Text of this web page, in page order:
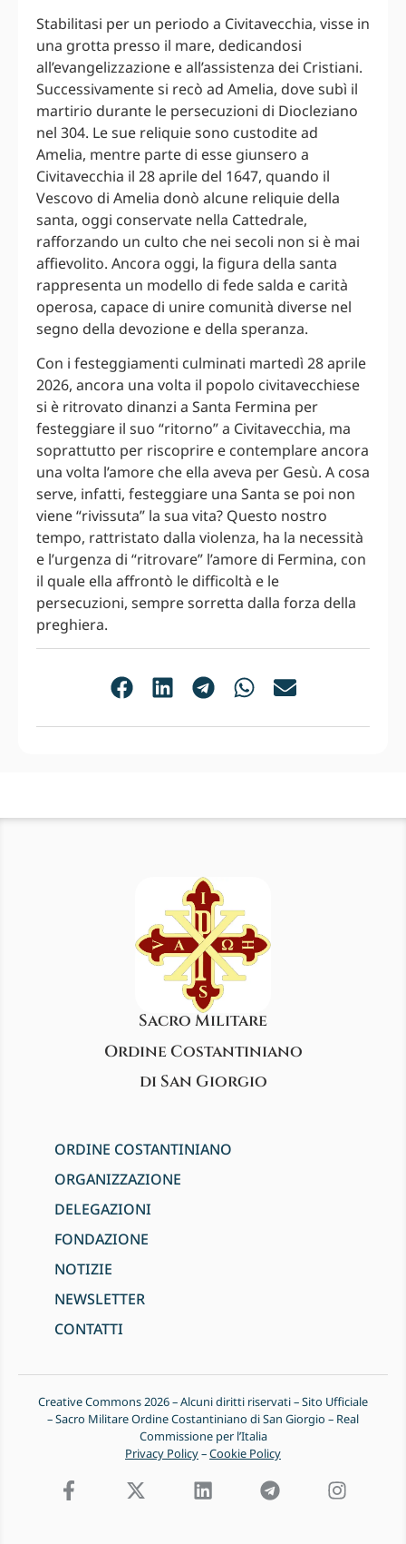
Stabilitasi per un periodo a Civitavecchia, visse in
una grotta presso il mare, dedicandosi
all’evangelizzazione e all’assistenza dei Cristiani.
Successivamente si recò ad Amelia, dove subì il
martirio durante le persecuzioni di Diocleziano
nel 304. Le sue reliquie sono custodite ad
Amelia, mentre parte di esse giunsero a
Civitavecchia il 28 aprile del 1647, quando il
Vescovo di Amelia donò alcune reliquie della
santa, oggi conservate nella Cattedrale,
rafforzando un culto che nei secoli non si è mai
affievolito. Ancora oggi, la figura della santa
rappresenta un modello di fede salda e carità
operosa, capace di unire comunità diverse nel
segno della devozione e della speranza.
Con i festeggiamenti culminati martedì 28 aprile
2026, ancora una volta il popolo civitavecchiese
si è ritrovato dinanzi a Santa Fermina per
festeggiare il suo “ritorno” a Civitavecchia, ma
soprattutto per riscoprire e contemplare ancora
una volta l’amore che ella aveva per Gesù. A cosa
serve, infatti, festeggiare una Santa se poi non
viene “rivissuta” la sua vita? Questo nostro
tempo, rattristato dalla violenza, ha la necessità
e l’urgenza di “ritrovare” l’amore di Fermina, con
il quale ella affrontò le difficoltà e le
persecuzioni, sempre sorretta dalla forza della
preghiera.
Sacro Militare
Ordine Costantiniano
di San Giorgio
ORDINE COSTANTINIANO
ORGANIZZAZIONE
DELEGAZIONI
FONDAZIONE
NOTIZIE
NEWSLETTER
CONTATTI
Creative Commons 2026 – Alcuni diritti riservati – Sito Ufficiale
– Sacro Militare Ordine Costantiniano di San Giorgio – Real
Commissione per l’Italia
Privacy Policy–Cookie Policy